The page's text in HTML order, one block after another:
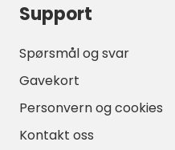
Support
Spørsmål og svar
Gavekort
Personvern og cookies
Kontakt oss